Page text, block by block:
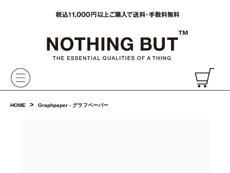
HOME > Graphpaper - グラフペーパー